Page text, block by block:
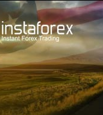
สเปรดต่ำมาก